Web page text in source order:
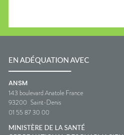
EN ADÉQUATION AVEC
ANSM
143 boulevard Anatole France
93200 Saint-Denis
01 55 87 30 00
MINISTÈRE DE LA SANTÉ